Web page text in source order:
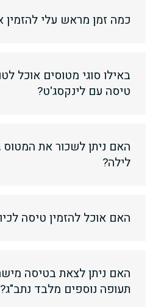
כמה זמן מראש עלי
באילו סוגי מטוסים אוכל
טיסה עם לינקסג'ט?
האם ניתן לשכור את
לילה?
האם אוכל להזמין טיסה
האם ניתן לצאת בטיסה
תעופה נוספים מלבד נתב"ג?